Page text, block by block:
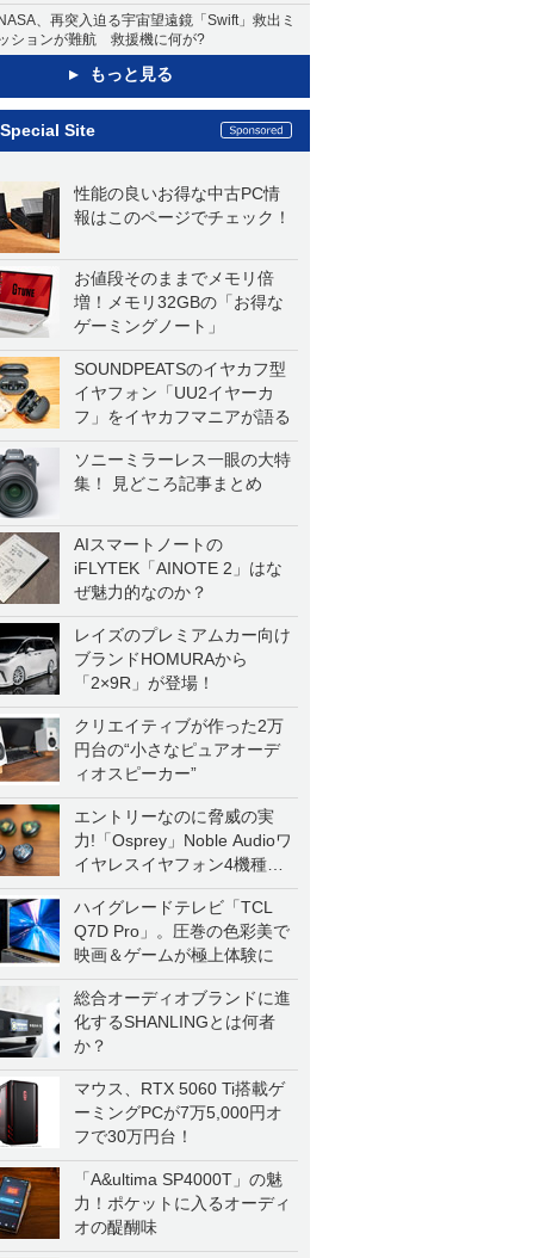
、再突入迫る宇宙望遠鏡「Swift」救出ミ
ションが難航 救援機に何が?
もっと見る
Special Site
性能の良いお得な中古PC情
報はこのページでチェック！
お値段そのままでメモリ倍
増！メモリ32GBの「お得な
ゲーミングノート」
SOUNDPEATSのイヤカフ型
イヤフォン「UU2イヤーカ
フ」をイヤカフマニアが語る
ソニーミラーレス一眼の大特
集！ 見どころ記事まとめ
AIスマートノートの
iFLYTEK「AINOTE 2」はな
ぜ魅力的なのか？
レイズのプレミアムカー向け
ブランドHOMURAから
「2×9R」が登場！
クリエイティブが作った2万
円台の“小さなピュアオーデ
ィオスピーカー”
エントリーなのに脅威の実
力!「Osprey」Noble Audioワ
イヤレスイヤフォン4機種を
一気に聴く
ハイグレードテレビ「TCL
Q7D Pro」。圧巻の色彩美で
映画＆ゲームが極上体験に
総合オーディオブランドに進
化するSHANLINGとは何者
か？
マウス、RTX 5060 Ti搭載ゲ
ーミングPCが7万5,000円オ
フで30万円台！
「A&ultima SP4000T」の魅
力！ポケットに入るオーディ
オの醍醐味